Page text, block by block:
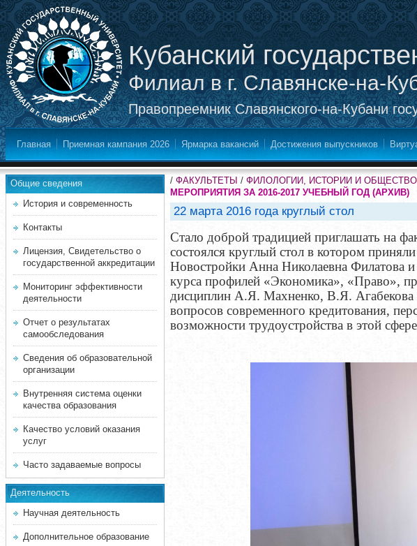
Кубанский
Филиал в г. Славянске-на-
Правопреемник Славянского-на-Кубани
Главная Приемная кампания 2026 Ярмарка вакансий Достижения выпускников
Общие сведения
История и современность
Контакты
Лицензия, Свидетельство о
государственной аккредитации
Мониторинг эффективности
деятельности
Отчет о результатах
самообследования
Сведения об образовательной
организации
Внутренняя система оценки
качества образования
Качество условий оказания
услуг
Часто задаваемые вопросы
Деятельность
Научная деятельность
Дополнительное образование
/ ФАКУЛЬТЕТЫ / ФИЛОЛОГИИ, ИСТОРИИ И
МЕРОПРИЯТИЯ ЗА 2016-2017 УЧЕБНЫЙ ГОД (АРХИВ)
22 марта 2016 года круглый стол
Стало доброй традицией приглашать на
состоялся круглый стол в котором
Новостройки Анна Николаевна Филатова
курса профилей «Экономика», «Право»,
дисциплин А.Я. Махненко, В.Я. Агабекова
вопросов современного кредитования,
возможности трудоустройства в этой